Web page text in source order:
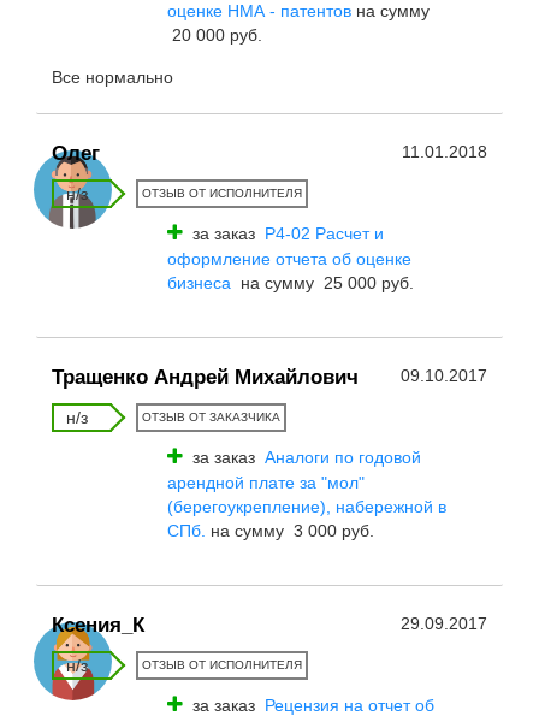
оценке НМА - патентов на сумму
20 000 руб.
Все нормально
Олег 11.01.2018
н/з ОТЗЫВ ОТ ИСПОЛНИТЕЛЯ
за заказ Р4-02 Расчет и
оформление отчета об оценке
бизнеса
на сумму 25 000 руб.
Тращенко Андрей Михайлович 09.10.2017
н/з ОТЗЫВ ОТ ЗАКАЗЧИКА
за заказ Аналоги по годовой
арендной плате за "мол"
(берегоукрепление), набережной в
СПб. на сумму 3 000 руб.
Ксения_К 29.09.2017
н/з ОТЗЫВ ОТ ИСПОЛНИТЕЛЯ
за заказ Рецензия на отчет об